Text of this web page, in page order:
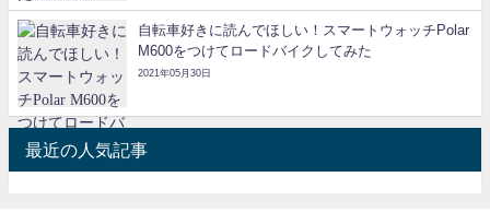
自転車好きに読んでほしい！スマートウォッチPolar
M600をつけてロードバイクしてみた
2021年05月30日
最近の人気記事